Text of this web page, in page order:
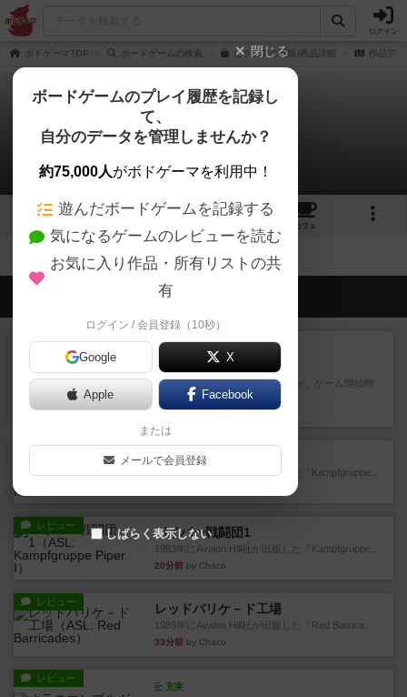
ログイン
ボドゲーマTOP ボードゲームの検索 ピラニアの通販/商品詳細 作品デー
ピラニア
拡張/関連作品 0件
1
カフェ
会員の新しい投稿
レビュー
フィッシェン2
ゲームの流れはフィッシェンだが、ゲーム開始時
はペリカンとエビの2スート...
4分前by うらまこ
レビュー パイパー戦闘団2
1996年にAvalon Hill社が出版した『Kampfgruppe...
レビュー パイパー戦闘団1
1993年にAvalon Hill社が出版した『Kampfgruppe...
20分前 by Chaco
レビュー レッドバリケ－ド工場
1989年にAvalon Hill社が出版した『Red Barrica...
33分前 by Chaco
レビュー
充実
閉じる
ボードゲームのプレイ履歴を記録し
て、
自分のデータを管理しませんか？
約75,000人がボドゲーマを利用中！
遊んだボードゲームを記録する
気になるゲームのレビューを読む
お気に入り作品・所有リストの共
有
ログイン / 会員登録（10秒）
Google X
Apple Facebook
または
メールで会員登録
しばらく表示しない